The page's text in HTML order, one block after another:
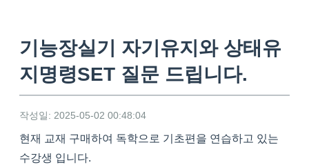
기능장실기 자기유지와 상태유
지명령SET 질문 드립니다.
작성일: 2025-05-02 00:48:04
현재 교재 구매하여 독학으로 기초편을 연습하고 있는
수강생 입니다.